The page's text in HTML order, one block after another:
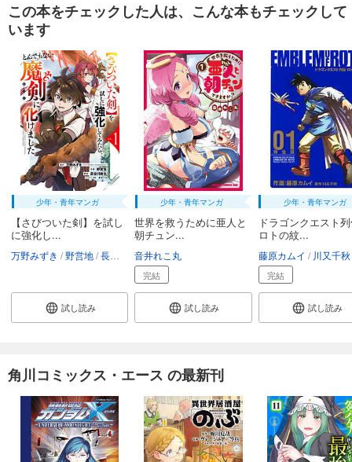
この本をチェックした人は、こんな本もチェックして
います
少年・青年マンガ
【さびついた剣】を試し
に強化し...
万野みずき 野営地 長谷川絢也 赤井てら
試し読み
少年・青年マンガ
世界を救うために亜人と
朝チュン...
音井れこ丸
完結
試し読み
少年・青年マンガ
ドラゴンクエスト
ロトの紋...
藤原カムイ 川又千秋
完結
試し読み
角川コミックス・エース の最新刊